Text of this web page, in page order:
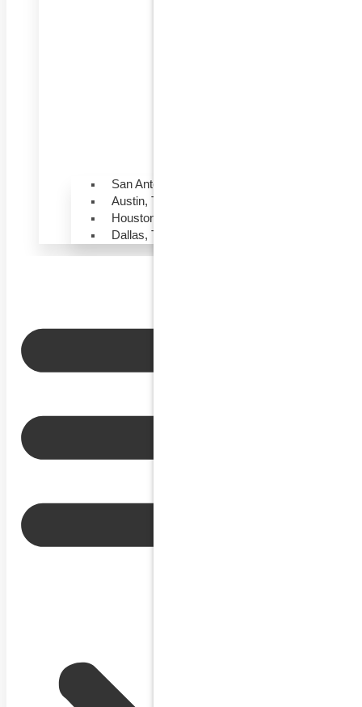
San Antonio, Texas
Austin, Texas
Houston, Texas
Dallas, Texas